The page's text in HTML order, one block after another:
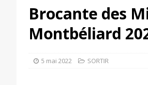
Brocante des
Montbéliard
5 mai 2022 SORTIR